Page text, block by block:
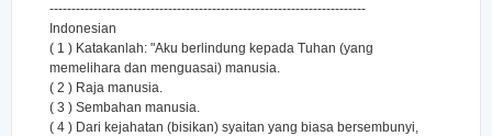
------------------------------------------------------------------------
Indonesian
( 1 ) Katakanlah: "Aku berlindung kepada Tuhan (yang
memelihara dan menguasai) manusia.
( 2 ) Raja manusia.
( 3 ) Sembahan manusia.
( 4 ) Dari kejahatan (bisikan) syaitan yang biasa bersembunyi,